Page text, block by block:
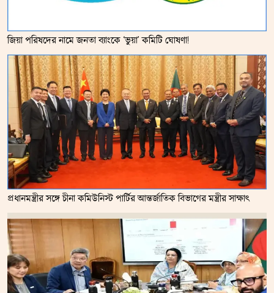
জিয়া পরিষদের নামে জনতা ব্যাংকে ‘ভুয়া’ কমিটি ঘোষণা!
প্রধানমন্ত্রীর সঙ্গে চীনা কমিউনিস্ট পার্টির আন্তর্জাতিক বিভাগের মন্ত্রীর সাক্ষাৎ